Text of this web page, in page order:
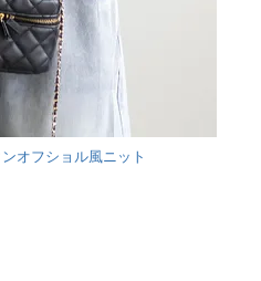
オフショル風ニット